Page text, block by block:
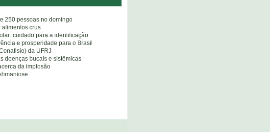
250 pessoas no domingo
alimentos crus
cuidado para a identificação
e prosperidade para o Brasil
da UFRJ
doenças bucais e sistêmicas
da implosão